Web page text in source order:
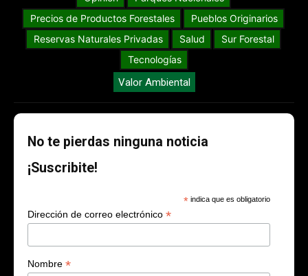
Precios de Productos Forestales
Pueblos Originarios
Reservas Naturales Privadas
Salud
Sur Forestal
Tecnologías
Valor Ambiental
No te pierdas ninguna noticia
¡Suscribite!
* indica que es obligatorio
Dirección de correo electrónico *
Nombre *